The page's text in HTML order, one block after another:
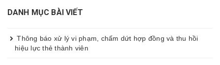
DANH MỤC BÀI VIẾT
Thông báo xử lý vi phạm, chấm dứt hợp đồng và thu hồi
hiệu lực thẻ thành viên